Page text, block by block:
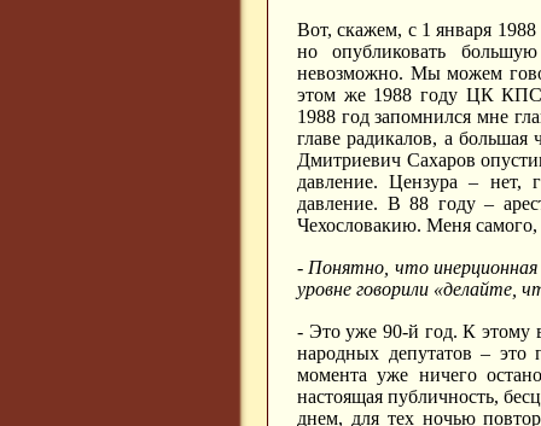
Вот, скажем, с 1 января
но опубликовать
невозможно. Мы можем
этом же 1988 году ЦК
1988 год запомнился мне
главе радикалов, а
Дмитриевич Сахаров
давление. Цензура – нет,
давление. В 88 году –
Чехословакию. Меня
- Понятно, что
уровне говорили «делайте,
- Это уже 90-й год. К этому
народных депутатов – это
момента уже ничего
настоящая публичность,
днем, для тех ночью